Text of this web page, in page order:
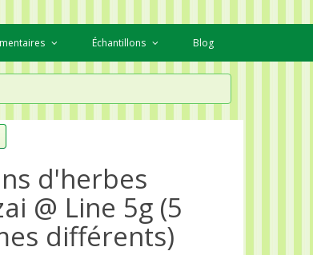
Échantillons Blog
d'herbes
@ Line 5g (5
différents)